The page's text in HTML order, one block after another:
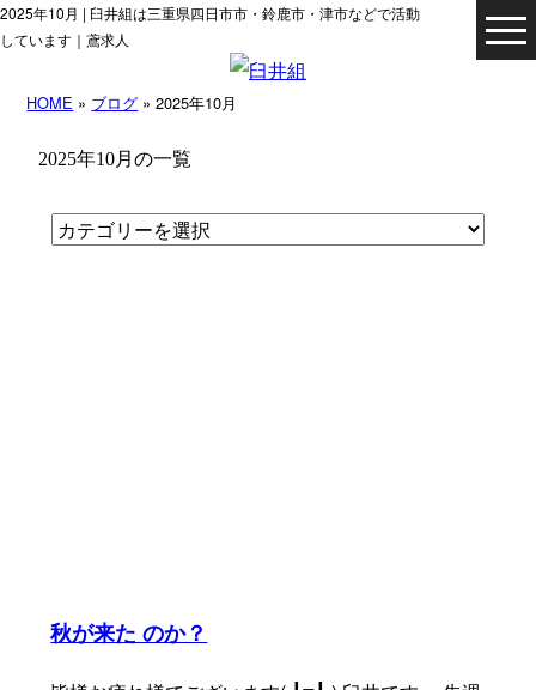
2025年10月 | 臼井組は三重県四日市市・鈴鹿市・津市などで活動
しています｜鳶求人
HOME » ブログ » 2025年10月
2025年10月の一覧
秋が来た のか？